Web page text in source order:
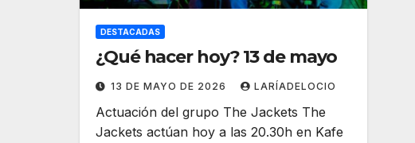
DESTACADAS
¿Qué hacer hoy? 13 de mayo
13 DE MAYO DE 2026 LARÍADELOCIO
Actuación del grupo The Jackets The
Jackets actúan hoy a las 20.30h en Kafe